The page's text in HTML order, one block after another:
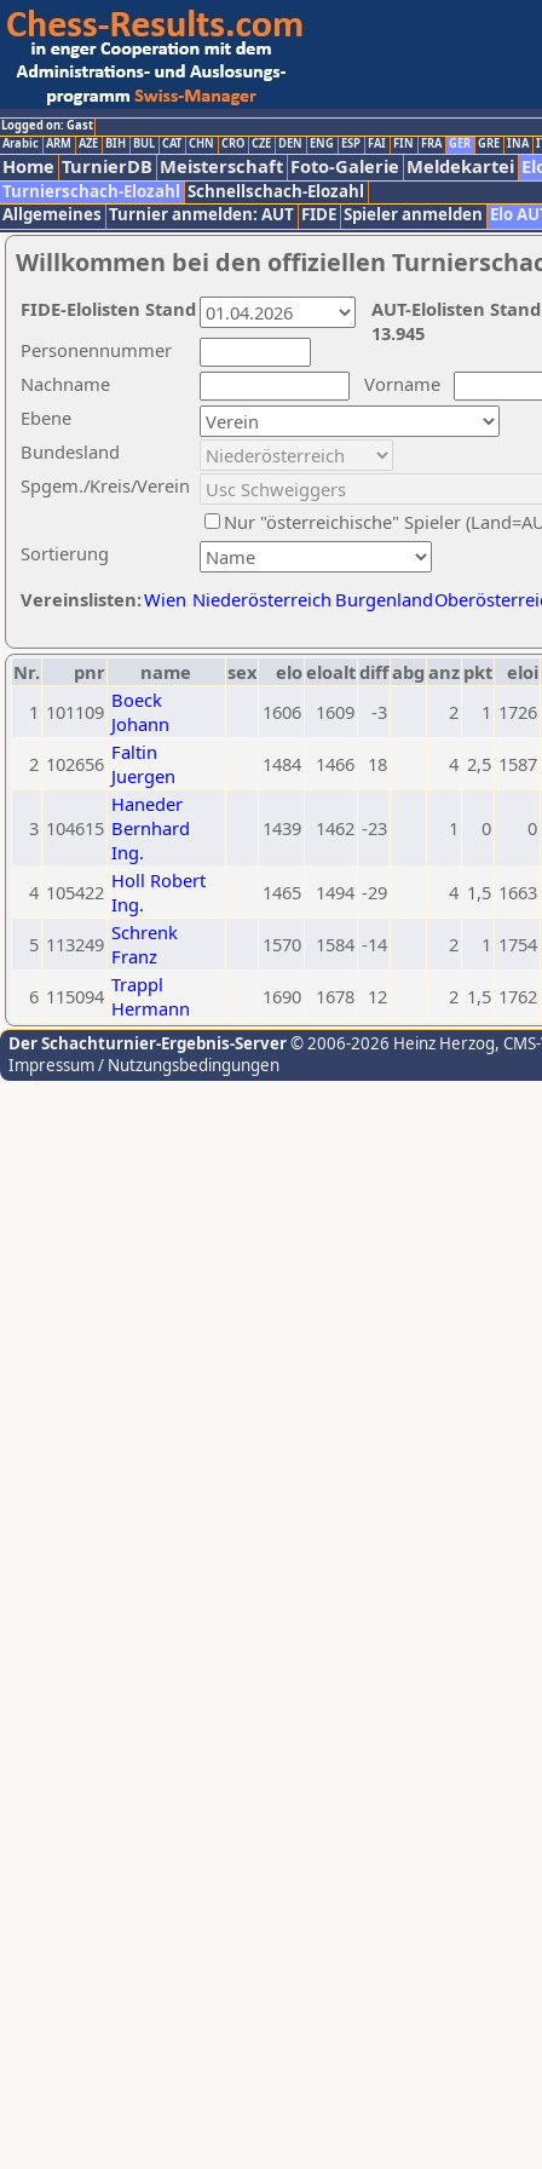
Logged on: Gast
Arabic ARM AZE BIH BUL CAT CHN CRO CZE DEN ENG ESP FAI FIN FRA GER GRE INA
Home TurnierDB Meisterschaft Foto-Galerie Meldekartei
Turnierschach-Elozahl Schnellschach-Elozahl
Allgemeines Turnier anmelden: AUT FIDE Spieler anmelden Elo
Willkommen bei den offiziellen
Nachname
Vorname
Ebene
Sortierung
Personennummer
Bundesland
Spgem./Kreis/Verein
Nur "österreichische" Spieler
Vereinslisten:Wien Niederösterreich Burgenland
AUT-Elolisten
13.945
FIDE-Elolisten Stand
Nr. pnr name sex eloeloaltdiffabg anz pkt eloi
1 101109 Boeck
Johann
1606 1609 -3 2 1 1726
2 102656 Faltin
Juergen
1484 1466 18 4 2,5 1587
3 104615
Haneder
Bernhard
Ing.
1439 1462 -23 1 0 0
4 105422 Holl Robert
Ing.
1465 1494 -29 4 1,5 1663
5 113249 Schrenk
Franz
1570 1584 -14 2 1 1754
6 115094 Trappl
Hermann
1690 1678 12 2 1,5 1762
Der Schachturnier-Ergebnis-Server© 2006-2026 Heinz Herzog,
Impressum / Nutzungsbedingungen